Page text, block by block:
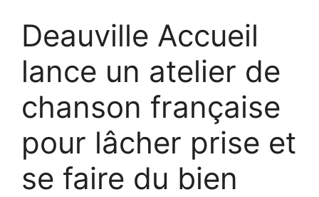
Deauville Accueil
lance un atelier de
chanson française
pour lâcher prise et
se faire du bien